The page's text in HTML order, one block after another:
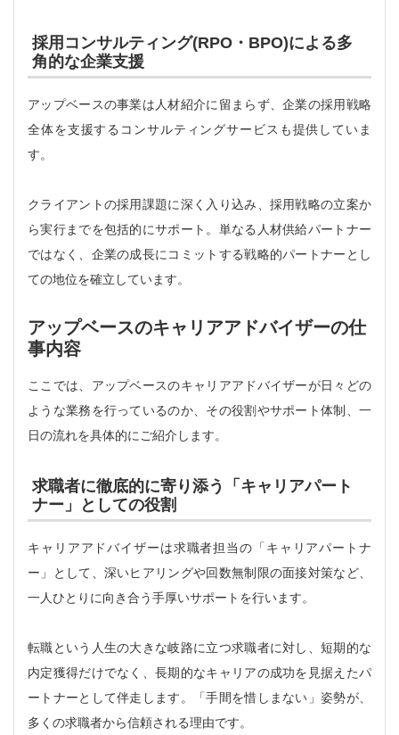
採用コンサルティング(RPO・BPO)による多
角的な企業支援
アップベースの事業は人材紹介に留まらず、企業の採用戦略
全体を支援するコンサルティングサービスも提供していま
す。
クライアントの採用課題に深く入り込み、採用戦略の立案か
ら実行までを包括的にサポート。単なる人材供給パートナー
ではなく、企業の成長にコミットする戦略的パートナーとし
ての地位を確立しています。
アップベースのキャリアアドバイザーの仕
事内容
ここでは、アップベースのキャリアアドバイザーが日々どの
ような業務を行っているのか、その役割やサポート体制、一
日の流れを具体的にご紹介します。
求職者に徹底的に寄り添う「キャリアパート
ナー」としての役割
キャリアアドバイザーは求職者担当の「キャリアパートナ
ー」として、深いヒアリングや回数無制限の面接対策など、
一人ひとりに向き合う手厚いサポートを行います。
転職という人生の大きな岐路に立つ求職者に対し、短期的な
内定獲得だけでなく、長期的なキャリアの成功を見据えたパ
ートナーとして伴走します。「手間を惜しまない」姿勢が、
多くの求職者から信頼される理由です。